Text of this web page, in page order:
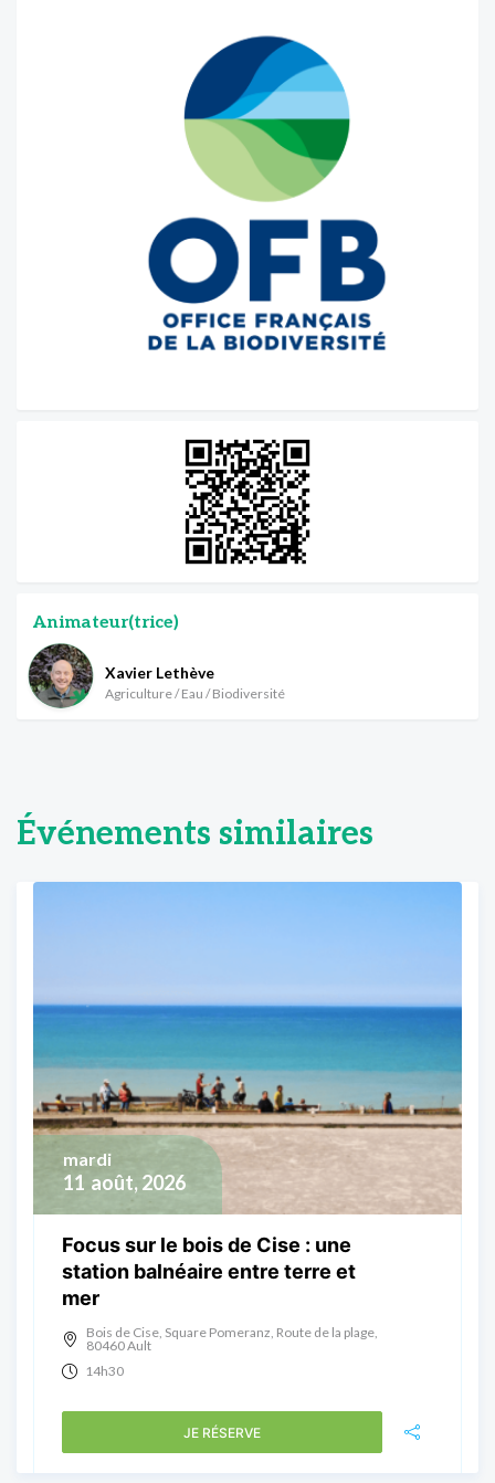
Animateur(trice)
Xavier Lethève
Agriculture / Eau / Biodiversité
Événements similaires
11 août, 2026
mardi
Focus sur le bois de Cise : une
station balnéaire entre terre et
mer
Bois de Cise, Square Pomeranz, Route de la plage,
80460 Ault
14h30
JE RÉSERVE